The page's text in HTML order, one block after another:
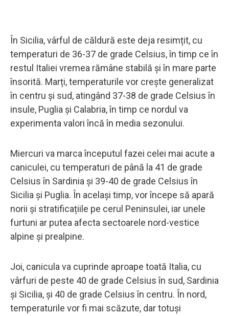
În Sicilia, vârful de căldură este deja resimțit, cu
temperaturi de 36-37 de grade Celsius, în timp ce în
restul Italiei vremea rămâne stabilă și în mare parte
însorită. Marți, temperaturile vor crește generalizat
în centru și sud, atingând 37-38 de grade Celsius în
insule, Puglia și Calabria, în timp ce nordul va
experimenta valori încă în media sezonului.
Miercuri va marca începutul fazei celei mai acute a
caniculei, cu temperaturi de până la 41 de grade
Celsius în Sardinia și 39-40 de grade Celsius în
Sicilia și Puglia. În același timp, vor începe să apară
norii și stratificațiile pe cerul Peninsulei, iar unele
furtuni ar putea afecta sectoarele nord-vestice
alpine și prealpine.
Joi, canicula va cuprinde aproape toată Italia, cu
vârfuri de peste 40 de grade Celsius în sud, Sardinia
și Sicilia, și 40 de grade Celsius în centru. În nord,
temperaturile vor fi mai scăzute, dar totuși